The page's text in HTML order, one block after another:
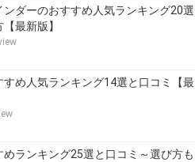
ンダーのおすすめ人気ランキング20選
最新版】
すめ人気ランキング14選と口コミ【最
ランキング25選と口コミ～選び方も